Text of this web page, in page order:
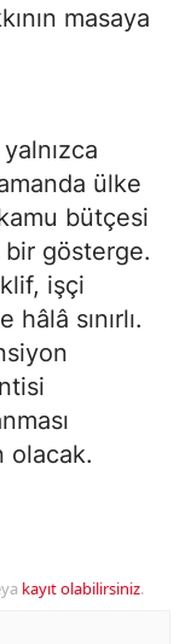
masaya
ülke
bütçesi
bir gösterge.
işçi
sınırlı.
olacak.
kayıt olabilirsiniz.